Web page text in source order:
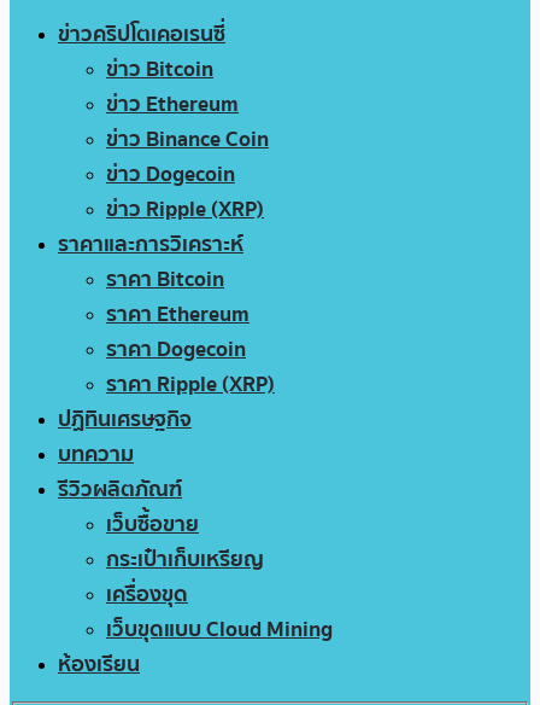
ข่าวคริปโตเคอเรนซี่
ข่าว Bitcoin
ข่าว Ethereum
ข่าว Binance Coin
ข่าว Dogecoin
ข่าว Ripple (XRP)
ราคาและการวิเคราะห์
ราคา Bitcoin
ราคา Ethereum
ราคา Dogecoin
ราคา Ripple (XRP)
ปฏิทินเศรษฐกิจ
บทความ
รีวิวผลิตภัณฑ์
เว็บซื้อขาย
กระเป๋าเก็บเหรียญ
เครื่องขุด
เว็บขุดแบบ Cloud Mining
ห้องเรียน